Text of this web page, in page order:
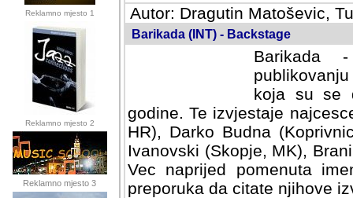
Reklamno mjesto 1
Reklamno mjesto 2
Reklamno mjesto 3
Autor: Dragutin Matoševic,
Barikada (INT) - Backstage
Barikada
koja su se
godine. Te izvjestaje
HR), Darko Budna
Ivanovski (Skopje, MK),
Vec naprijed pomenuta
preporuka da citate njihove